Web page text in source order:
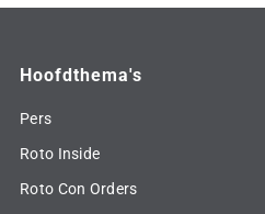
Hoofdthema's
Pers
Roto Inside
Roto Con Orders